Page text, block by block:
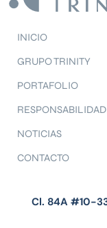
INICIO
GRUPO TRINITY
PORTAFOLIO
NOTICIAS
CONTACTO
Cl. 84A #10-